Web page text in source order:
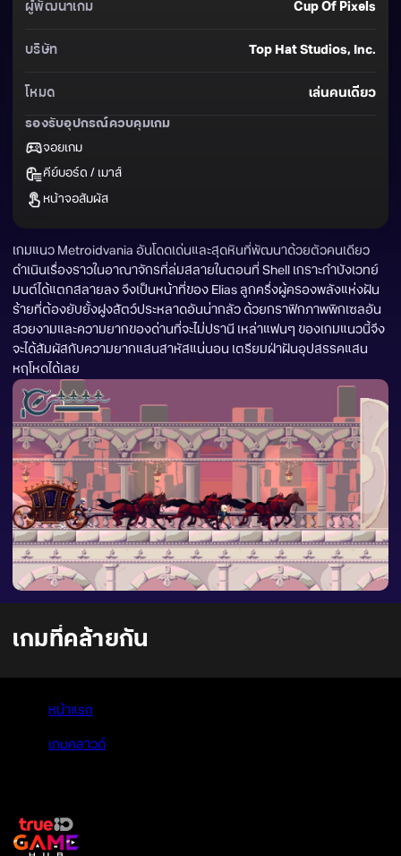
เกมแนว Metroidvania อันโดดเด่นและสุดหินที่พัฒนาด้วยตัวคนเดียว
ดำเนินเรื่องราวในอาณาจักรที่ล่มสลายในตอนที่ Shell เกราะกำบังเวทย์
มนต์ได้แตกสลายลง จึงเป็นหน้าที่ของ Elias ลูกครึ่งผู้ครองพลังแห่งฝัน
ร้ายที่ต้องยับยั้งฝูงสัตว์ประหลาดอันน่ากลัว ด้วยกราฟิกภาพพิกเซลอัน
สวยงามและความยากของด่านที่จะไม่ปรานี เหล่าแฟนๆ ของเกมแนวนี้จึง
จะได้สัมผัสกับความยากแสนสาหัสแน่นอน เตรียมฝ่าฝันอุปสรรคแสน
หฤโหดได้เลย
ผู้พัฒนาเกม Cup Of Pixels
บริษัท Top Hat Studios, Inc.
โหมด เล่นคนเดียว
รองรับอุปกรณ์ควบคุมเกม
จอยเกม
คีย์บอร์ด / เมาส์
หน้าจอสัมผัส
เกมที่คล้ายกัน
หน้าแรก
เกมคลาวด์